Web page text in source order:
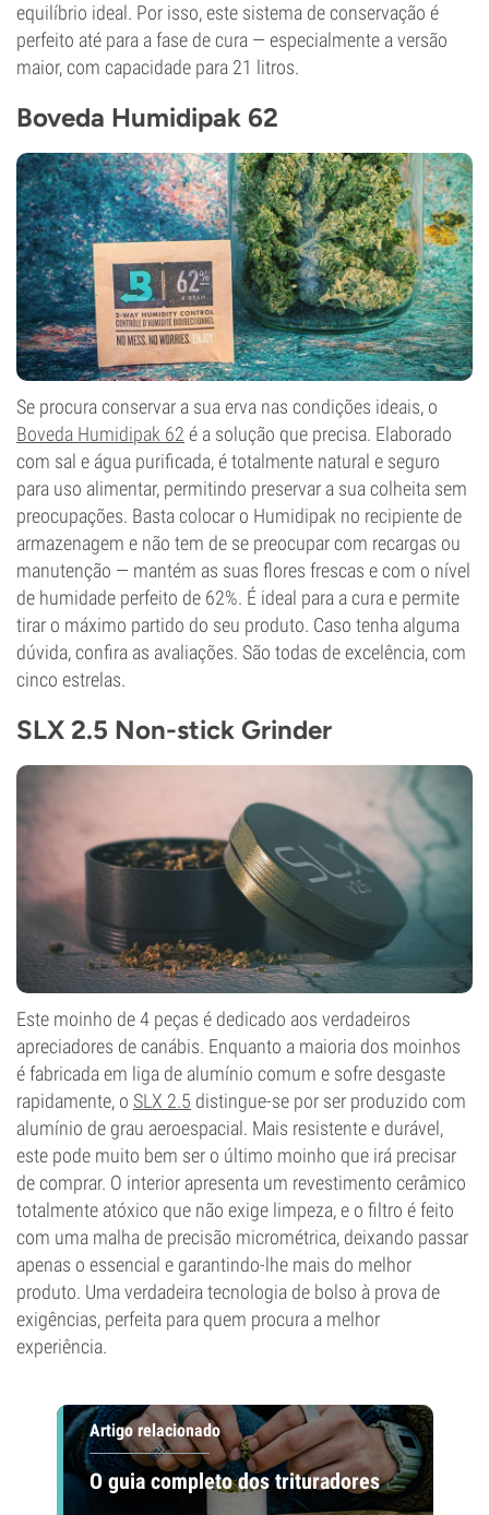
equilíbrio ideal. Por isso, este sistema de conservação é
perfeito até para a fase de cura — especialmente a versão
maior, com capacidade para 21 litros.
Boveda Humidipak 62
Se procura conservar a sua erva nas condições ideais, o
Boveda Humidipak 62 é a solução que precisa. Elaborado
com sal e água purificada, é totalmente natural e seguro
para uso alimentar, permitindo preservar a sua colheita sem
preocupações. Basta colocar o Humidipak no recipiente de
armazenagem e não tem de se preocupar com recargas ou
manutenção — mantém as suas flores frescas e com o nível
de humidade perfeito de 62%. É ideal para a cura e permite
tirar o máximo partido do seu produto. Caso tenha alguma
dúvida, confira as avaliações. São todas de excelência, com
cinco estrelas.
SLX 2.5 Non-stick Grinder
Este moinho de 4 peças é dedicado aos verdadeiros
apreciadores de canábis. Enquanto a maioria dos moinhos
é fabricada em liga de alumínio comum e sofre desgaste
rapidamente, o SLX 2.5 distingue-se por ser produzido com
alumínio de grau aeroespacial. Mais resistente e durável,
este pode muito bem ser o último moinho que irá precisar
de comprar. O interior apresenta um revestimento cerâmico
totalmente atóxico que não exige limpeza, e o filtro é feito
com uma malha de precisão micrométrica, deixando passar
apenas o essencial e garantindo-lhe mais do melhor
produto. Uma verdadeira tecnologia de bolso à prova de
exigências, perfeita para quem procura a melhor
experiência.
Artigo relacionado
O guia completo dos trituradores